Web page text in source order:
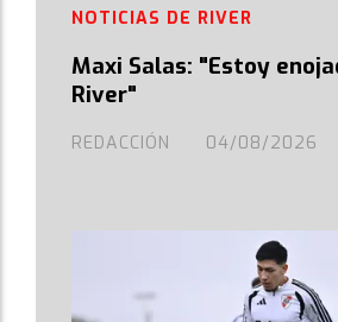
Maxi Salas: "Estoy
River"
REDACCIÓN
NOTICIAS DE RIVER
04/08/2026